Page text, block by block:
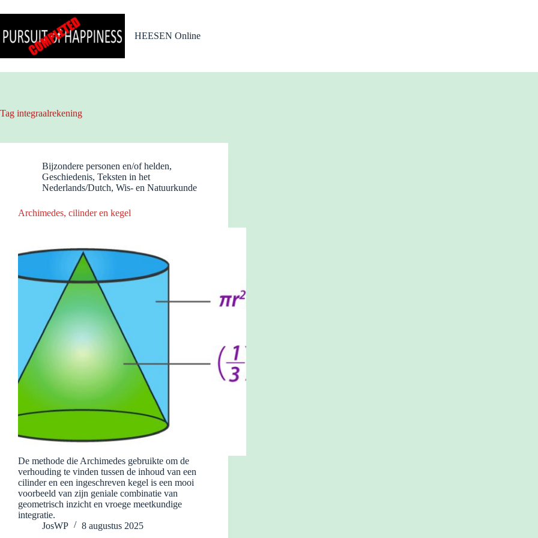
naar
inhoud
HEESEN Online
Tag integraalrekening
Bijzondere personen en/of helden,
Geschiedenis, Teksten in het
Nederlands/Dutch, Wis- en Natuurkunde
Archimedes, cilinder en kegel
De methode die Archimedes gebruikte om de
verhouding te vinden tussen de inhoud van een
cilinder en een ingeschreven kegel is een mooi
voorbeeld van zijn geniale combinatie van
geometrisch inzicht en vroege meetkundige
integratie.
JosWP
8 augustus 2025